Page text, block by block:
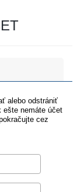
alebo odstrániť
ešte nemáte účet
cez